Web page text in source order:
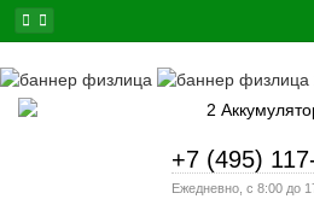
+7 (495)
Ежедневно, с 8:00 до